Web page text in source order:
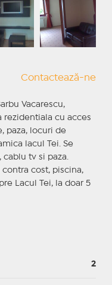
Contactează-ne
Vacarescu,
rezidentiala cu acces
paza, locuri de
lacul Tei. Se
tv si paza.
cost, piscina,
Lacul Tei, la doar 5
2